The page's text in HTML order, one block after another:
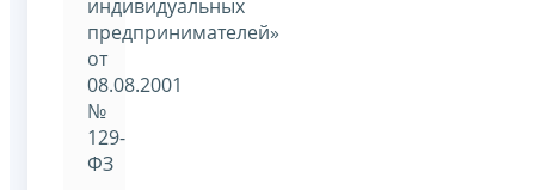
индивидуальных
предпринимателей»
от
08.08.2001
№
129-
ФЗ